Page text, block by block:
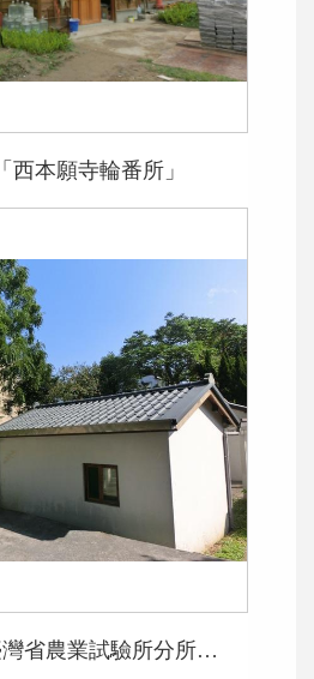
西本願寺輪番所」
歷史建築「臺灣省農業試驗所分所長宿舍-臺北市士林區格致路70號」